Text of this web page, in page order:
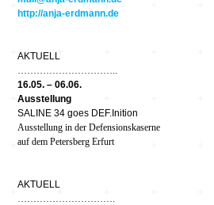
http://anja-erdmann.de
AKTUELL
…………………………..
16.05. – 06.06.
Ausstellung
SALINE 34 goes DEF.Inition
Ausstellung in der Defensionskaserne
auf dem Petersberg Erfurt
AKTUELL
………………………….